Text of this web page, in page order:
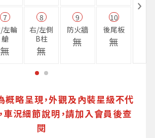
7
左輪
艙
無
8
右/左側
B柱
無
9
防火牆
無
10
後尾板
無
概略呈現，外觀及內裝星級不代
車況細節說明，請加入會員後查
閱